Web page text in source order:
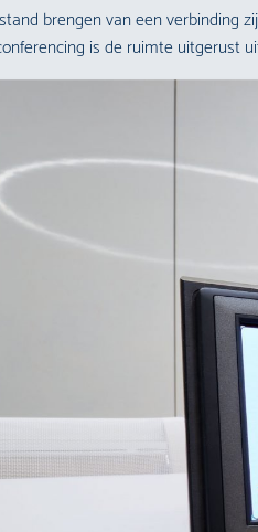
brengen van een verbinding
is de ruimte uitgerust